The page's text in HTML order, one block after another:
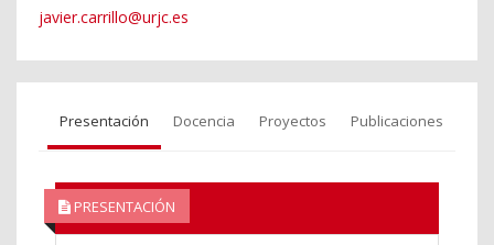
javier.carrillo@urjc.es
Presentación Docencia Proyectos Publicaciones
PRESENTACIÓN